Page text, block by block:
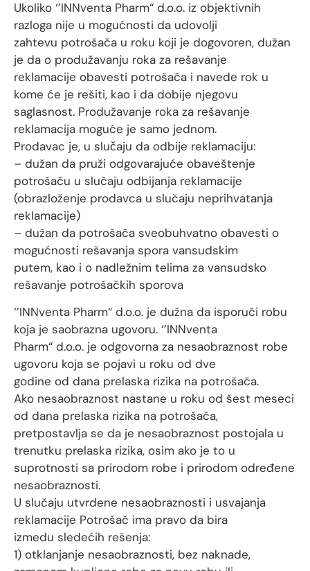
Ukoliko ‘’INNventa Pharm“ d.o.o. iz objektivnih
razloga nije u mogućnosti da udovolji
zahtevu potrošača u roku koji je dogovoren, dužan
je da o produžavanju roka za rešavanje
reklamacije obavesti potrošača i navede rok u
kome će je rešiti, kao i da dobije njegovu
saglasnost. Produžavanje roka za rešavanje
reklamacija moguće je samo jednom.
Prodavac je, u slučaju da odbije reklamaciju:
– dužan da pruži odgovarajuće obaveštenje
potrošaču u slučaju odbijanja reklamacije
(obrazloženje prodavca u slučaju neprihvatanja
reklamacije)
– dužan da potrošača sveobuhvatno obavesti o
mogućnosti rešavanja spora vansudskim
putem, kao i o nadležnim telima za vansudsko
rešavanje potrošačkih sporova
‘’INNventa Pharm“ d.o.o. je dužna da isporuči robu
koja je saobrazna ugovoru. ‘’INNventa
Pharm“ d.o.o. je odgovorna za nesaobraznost robe
ugovoru koja se pojavi u roku od dve
godine od dana prelaska rizika na potrošača.
Ako nesaobraznost nastane u roku od šest meseci
od dana prelaska rizika na potrošača,
pretpostavlja se da je nesaobraznost postojala u
trenutku prelaska rizika, osim ako je to u
suprotnosti sa prirodom robe i prirodom određene
nesaobraznosti.
U slučaju utvrdene nesaobraznosti i usvajanja
reklamacije Potrošač ima pravo da bira
izmedu sledećih rešenja:
1) otklanjanje nesaobraznosti, bez naknade,